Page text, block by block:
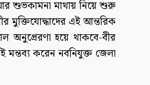
শুভকামনা মাথায় নিয়ে শুরু
মুক্তিযোদ্ধাদের এই আন্তরিক
অনুপ্রেরণা হয়ে থাকবে-বীর
মন্তব্য করেন নবনিযুক্ত জেলা